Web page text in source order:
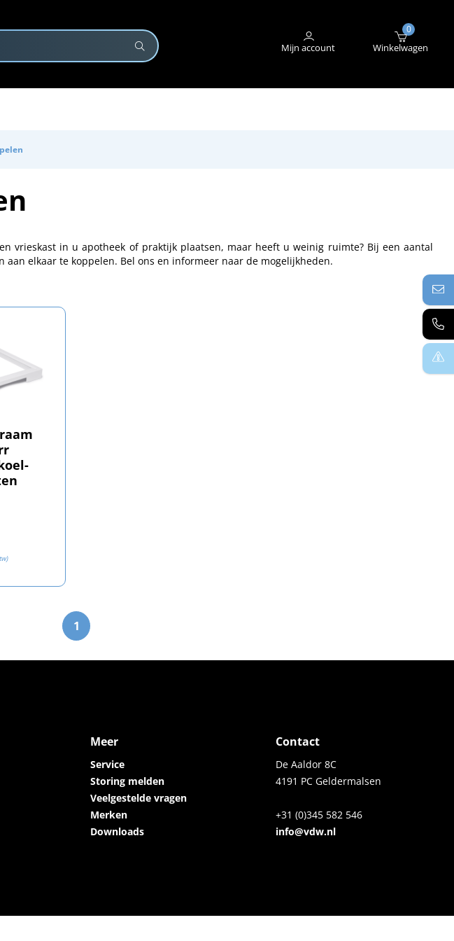
Mijn account
0
Winkelwagen
STORING MELDEN
vrieskast in u apotheek of praktijk plaatsen, maar heeft u weinig ruimte? Bij een aantal
elkaar te koppelen. Bel ons en informeer naar de mogelijkheden.
1
Meer
Service
Storing melden
Veelgestelde vragen
Merken
Downloads
Contact
De Aaldor 8C
4191 PC Geldermalsen
+31 (0)345 582 546
info@vdw.nl